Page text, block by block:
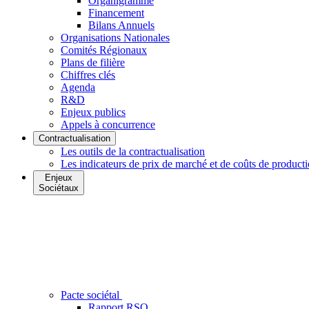
Financement
Bilans Annuels
Organisations Nationales
Comités Régionaux
Plans de filière
Chiffres clés
Agenda
R&D
Enjeux publics
Appels à concurrence
Contractualisation
Les outils de la contractualisation
Les indicateurs de prix de marché et de coûts de
Enjeux
Sociétaux
Pacte sociétal